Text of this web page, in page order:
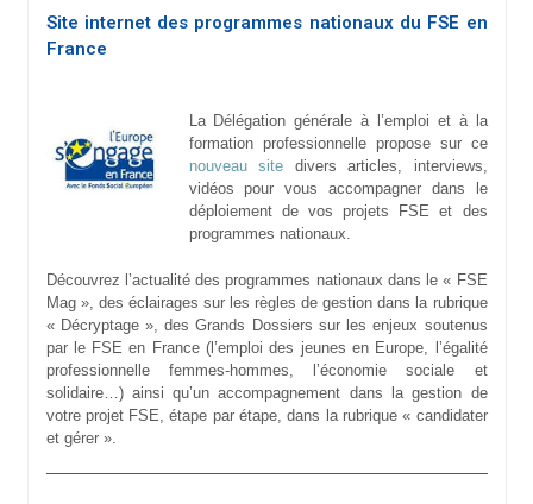
Site internet des programmes nationaux du FSE en
France
La Délégation générale à l’emploi et à la
formation professionnelle propose sur ce
nouveau site divers articles, interviews,
vidéos pour vous accompagner dans le
déploiement de vos projets FSE et des
programmes nationaux.
Découvrez l’actualité des programmes nationaux dans le « FSE
Mag », des éclairages sur les règles de gestion dans la rubrique
« Décryptage », des Grands Dossiers sur les enjeux soutenus
par le FSE en France (l’emploi des jeunes en Europe, l’égalité
professionnelle femmes-hommes, l’économie sociale et
solidaire…) ainsi qu’un accompagnement dans la gestion de
votre projet FSE, étape par étape, dans la rubrique « candidater
et gérer ».